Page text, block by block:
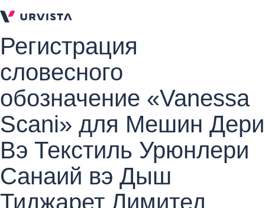
Регистрация
словесного
обозначение «Vanessa
Scani» для Мешин Дери
Вэ Текстиль Урюнлери
Санаий вэ Дыш
Тиджарет Лимитед